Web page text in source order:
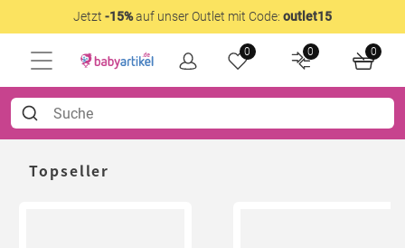
Jetzt -15%auf unser Outlet mit Code: outlet15
0 0 0
Topseller